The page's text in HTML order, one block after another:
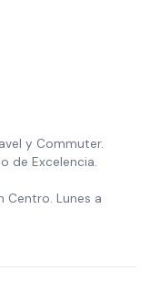
y Commuter.
de Excelencia.
Centro. Lunes a